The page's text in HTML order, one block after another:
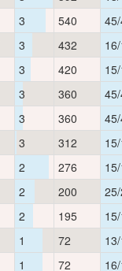
3 540
3 432
3 420
3 360
3 360
3 312
2 276
2 200
2 195
1 72
1 72